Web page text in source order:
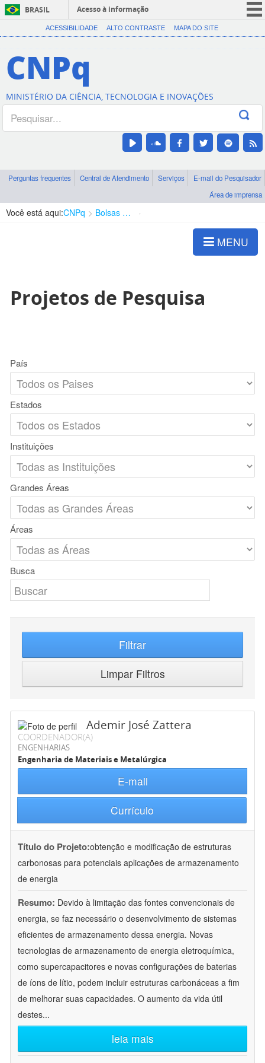
BRASIL
Acesso à informação
CORONAVÍRUS (COVID-19)
Canais
ACESSIBILIDADE ALTO CONTRASTE MAPA DO SITE
CNPq
MINISTÉRIO DA CIÊNCIA, TECNOLOGIA E INOVAÇÕES
Perguntas frequentes Central de Atendimento Serviços
E-mail do Pesquisador
Área de imprensa
Você está aqui:CNPq Bolsas e Auxílios Vigentes
MENU
Projetos de Pesquisa
País
Estados
Instituições
Grandes Áreas
Áreas
Busca
Filtrar
Limpar Filtros
Ademir José Zattera
COORDENADOR(A)
ENGENHARIAS
Engenharia de Materiais e Metalúrgica
E-mail
Currículo
Título do Projeto:obtenção e modificação de estruturas
carbonosas para potenciais aplicações de armazenamento
de energia
Resumo: Devido à limitação das fontes convencionais de
energia, se faz necessário o desenvolvimento de sistemas
eficientes de armazenamento dessa energia. Novas
tecnologias de armazenamento de energia eletroquímica,
como supercapacitores e novas configurações de baterias
de íons de lítio, podem incluir estruturas carbonáceas a fim
de melhorar suas capacidades. O aumento da vida útil
destes...
leia mais